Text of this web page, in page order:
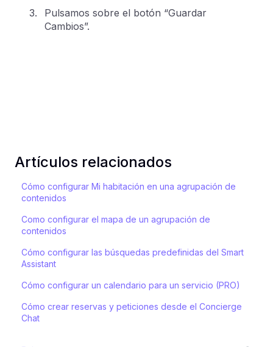
Pulsamos sobre el botón “Guardar
Cambios”.
Artículos relacionados
Cómo configurar Mi habitación en una agrupación de
contenidos
Como configurar el mapa de un agrupación de
contenidos
Cómo configurar las búsquedas predefinidas del Smart
Assistant
Cómo configurar un calendario para un servicio (PRO)
Cómo crear reservas y peticiones desde el Concierge
Chat